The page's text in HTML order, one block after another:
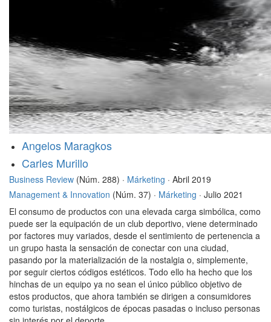
Angelos Maragkos
Carles Murillo
Business Review (Núm. 288) · Márketing · Abril 2019
Management & Innovation (Núm. 37) · Márketing · Julio 2021
El consumo de productos con una elevada carga simbólica, como
puede ser la equipación de un club deportivo, viene determinado
por factores muy variados, desde el sentimiento de pertenencia a
un grupo hasta la sensación de conectar con una ciudad,
pasando por la materialización de la nostalgia o, simplemente,
por seguir ciertos códigos estéticos. Todo ello ha hecho que los
hinchas de un equipo ya no sean el único público objetivo de
estos productos, que ahora también se dirigen a consumidores
como turistas, nostálgicos de épocas pasadas o incluso personas